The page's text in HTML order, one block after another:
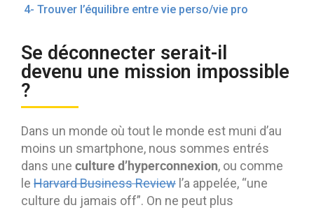
4- Trouver l’équilibre entre vie perso/vie pro
Se déconnecter serait-il
devenu une mission impossible
?
Dans un monde où tout le monde est muni d’au
moins un smartphone, nous sommes entrés
dans une culture d’hyperconnexion, ou comme
le Harvard Business Review l’a appelée, “une
culture du jamais off”. On ne peut plus